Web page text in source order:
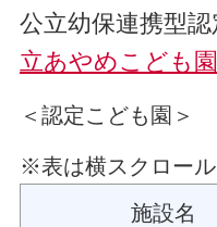
公立幼保連携型
立あやめこども園
＜認定こども園＞
※表は横スクロール
施設名